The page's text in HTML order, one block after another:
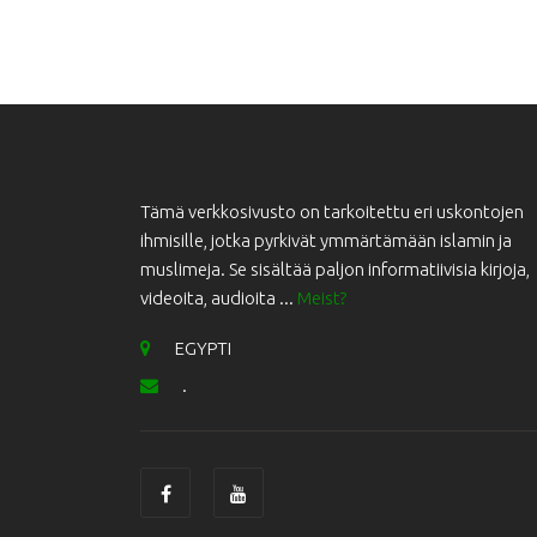
Tämä verkkosivusto on tarkoitettu eri uskontojen
ihmisille, jotka pyrkivät ymmärtämään islamin ja
muslimeja. Se sisältää paljon informatiivisia kirjoja,
videoita, audioita ... Meist?
EGYPTI
.